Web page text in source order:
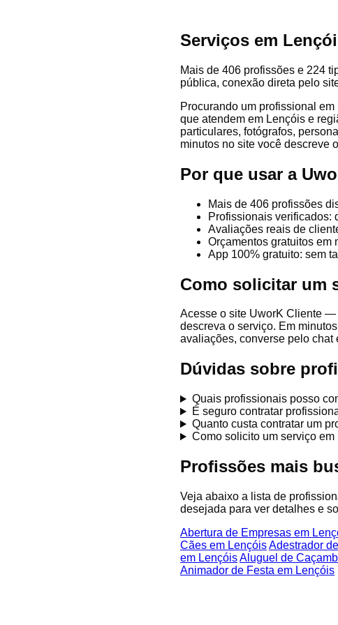
Serviços em
Mais de 406 profissões e 224
pública, conexão direta pelo
Procurando um profissional
que atendem em Lençóis e
particulares, fotógrafos,
minutos no site você descreve
Por que usar a
Mais de 406 profissões
Profissionais verificados:
Avaliações reais de
Orçamentos gratuitos em
App 100% gratuito: sem
Como solicitar um
Acesse o site UworK Cliente —
descreva o serviço. Em
avaliações, converse pelo chat
Dúvidas sobre
Quais profissionais posso
É seguro contratar
Quanto custa contratar um
Como solicito um serviço em
Profissões mais
Veja abaixo a lista de
desejada para ver detalhes e
Abertura de Empresas em
Cães em LençóisAdestrador
em LençóisAluguel de
Animador de Festa em Lençóis